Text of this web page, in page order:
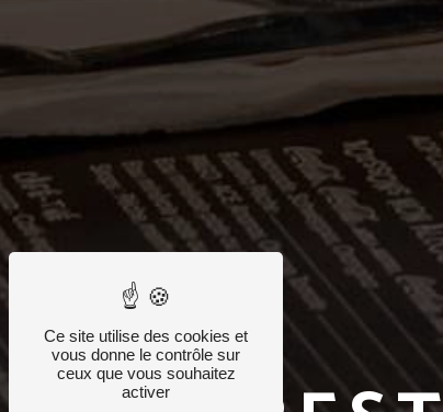
Ce site utilise des cookies et
vous donne le contrôle sur
ceux que vous souhaitez
activer